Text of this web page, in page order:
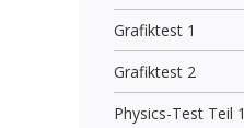
Grafiktest 1
Grafiktest 2
Physics-Test Teil 1